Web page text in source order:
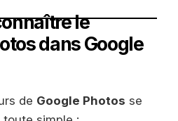
le
dans Google
de Google Photos se